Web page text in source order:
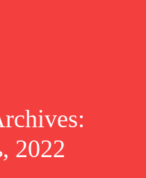
2022